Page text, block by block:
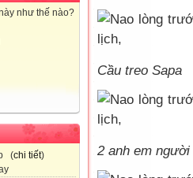
như thế nào?
(chi tiết)
Cầu treo Sapa
2 anh em